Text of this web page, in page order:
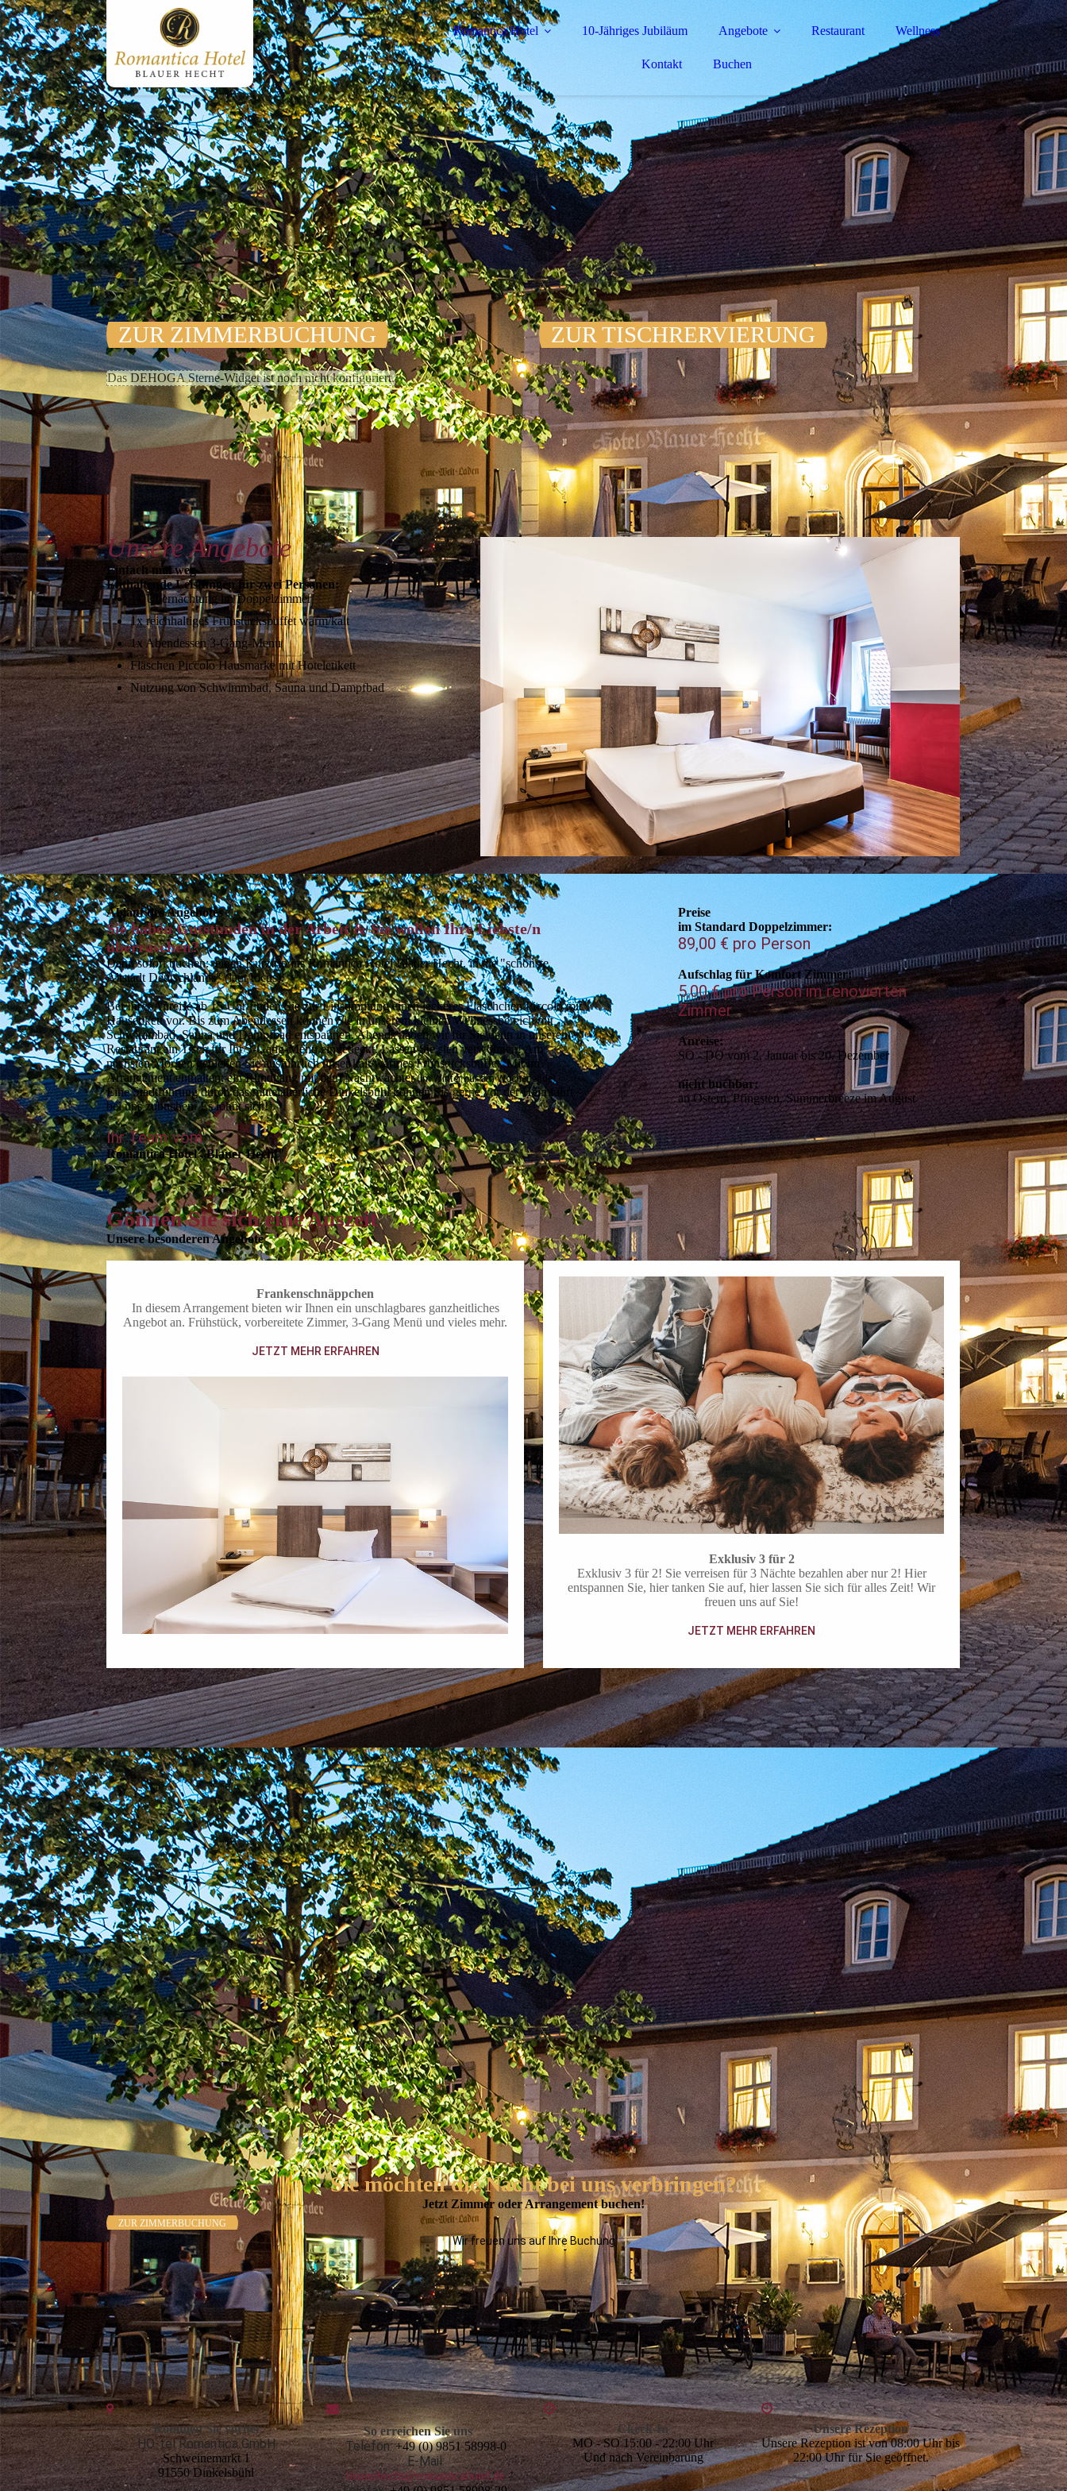
Romantica Hotel 10-Jähriges Jubiläum Angebote Restaurant Wellness
Kontakt Buchen
ZUR ZIMMER­BUCHUNG ZUR TISCHRERVIERUNG
Das DEHOGA Sterne-Widget ist noch nicht konfiguriert.
Unsere Angebote
Einfach mal weg
Enthaltende Leistungen für zwei Personen:
1x Übernachtung im Doppelzimmer
1x reichhaltiges Frühstücksbuffet warm/kalt
1x Abendessen 3-Gang-Menu
Fläschen Piccolo Hausmarke mit Hoteletikett
Nutzung von Schwimmbad, Sauna und Dampfbad
Ablauf des Angebotes
Sie haben Gutstunden in der Arbeit & Sie wollen Ihre Liebste/n
überraschen?
Dann sofort buchen: einen Kurztrip ins Romantica Hotel Blauer Hecht, in die "schönste
Altstadt Deutschlands" (laut focus).
Bei Ihrer Anreise ab 15 Uhr finden Sie zur Einstimmung einen leckeres Fläschchen Piccolo mit
Hausetikett vor. Bis zum Abendessen können Sie in unserem kleinen Wellnessbereich mit
Schwimmbad, Sauna und Dampfbad entspannen. Abends haben wir für Sie dann in unserem
Restaurant ein Tisch für Ihr 3-Gang-Menu eingedeckt. Lassen Sie sich verwöhnen! Am
nächsten Morgen genießen Sie ausführlich unser kalt/warmes Frühstücks­buffet. Mit im
Arrangement enthalten: ein Rundgang mit dem Nachtwächter(im Winter nur am Wochenende).
Eine Stadtführung durch das mittelalterliche Dinkelsbühl können Sie gerne vor der Heimfahrt
bei uns zubuchen. Es lohnt sich!
Ihr Team vom
Romantica Hotel ,,Blauer Hecht"
Preise
im Standard Doppelzimmer:
89,00 € pro Person
Aufschlag für Komfort Zimmer:
5,00 € pro Person im renovierten
Zimmer
Anreise:
SO - DO vom 2. Januar bis 20. Dezember
nicht buchbar:
an Ostern, Pfingsten, Summerbreeze im August
Gönnen Sie sich eine Auszeit
Unsere besonderen Angebote
Frankenschnäppchen
In diesem Arrangement bieten wir Ihnen ein unschlag­bares ganzheitliches
Angebot an. Frühstück, vorbereitete Zimmer, 3-Gang Menü und vieles mehr.
JETZT MEHR ERFAHREN
Exklusiv 3 für 2
Exklusiv 3 für 2! Sie verreisen für 3 Nächte bezahlen aber nur 2! Hier
entspannen Sie, hier tanken Sie auf, hier lassen Sie sich für alles Zeit! Wir
freuen uns auf Sie!
JETZT MEHR ERFAHREN
Sie möchten die Nacht bei uns verbringen?
Jetzt Zimmer oder Arrangement buchen!
ZUR ZIMMERBUCHUNG
Wir freuen uns auf Ihre Buchung
Kommen Sie vorbei
HO-tel Romantica GmbH
Schweinemarkt 1
91550 Dinkelsbühl
So erreichen Sie uns
Telefon: +49 (0) 9851 58998-0
E-Mail:
blauerhecht@romanticahotel.de
Ckeck-In
MO - SO 15:00 - 22:00 Uhr
Und nach Vereinbarung
Unsere Rezeption
Unsere Rezeption ist von 08:00 Uhr bis
22:00 Uhr für Sie geöffnet.